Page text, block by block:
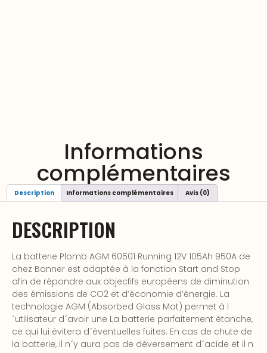
Informations
complémentaires
Description Informations complémentaires Avis (0)
DESCRIPTION
La batterie Plomb AGM 60501 Running 12V 105Ah 950A de
chez Banner est adaptée à la fonction Start and Stop
afin de répondre aux objecfifs européens de diminution
des émissions de CO2 et d’économie d’énergie. La
technologie AGM (Absorbed Glass Mat) permet à l
´utilisateur d´avoir une La batterie parfaitement étanche,
ce qui lui évitera d´éventuelles fuites. En cas de chute de
la batterie, il n´y aura pas de déversement d´acide et il n